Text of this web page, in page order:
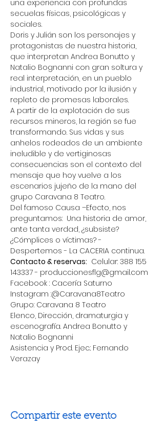
una experiencia con profundas
secuelas físicas, psicológicas y
sociales.
Doris y Julián son los personajes y
protagonistas de nuestra historia,
que interpretan Andrea Bonutto y
Natalio Bognanni con gran soltura y
real interpretación, en un pueblo
industrial, motivado por la ilusión y
repleto de promesas laborales.
A partir de la explotación de sus
recursos mineros, la región se fue
transformando. Sus vidas y sus
anhelos rodeados de un ambiente
ineludible y de vertiginosas
consecuencias son el contexto del
mensaje que hoy vuelve a los
escenarios jujeño de la mano del
grupo Caravana 8 Teatro.
Del famoso Causa –Efecto, nos
preguntamos:  Una historia de amor,
ante tanta verdad, ¿subsiste?
¿Cómplices o víctimas? -
Despertemos - La CACERIA continua.
Contacto & reservas: Celular: 388 155
143337 - produccionesflg@gmail.com
Facebook : Cacería Saturno
Instagram :@Caravana8Teatro
Grupo: Caravana 8 Teatro
Elenco, Dirección, dramaturgia y
escenografía. Andrea Bonutto y
Natalio Bognanni
Asistencia y Prod. Ejec.: Fernando
Verazay
Compartir este evento